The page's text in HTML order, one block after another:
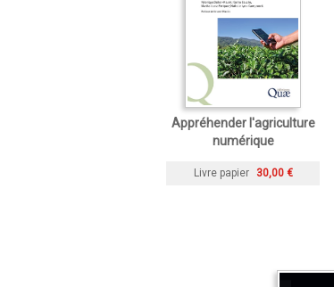
Appréhender l'agriculture
numérique
Livre papier 30,00 €